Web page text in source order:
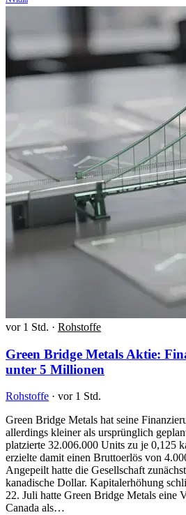
vor 1 Std. · Rohstoffe
Green Bridge Metals Aktie:
unter 5 Millionen
Rohstoffe · vor 1 Std.
Green Bridge Metals hat seine
allerdings kleiner als ursprünglich
platzierte 32.006.000 Units zu je 0,125
erzielte damit einen Bruttoerlös von
Angepeilt hatte die Gesellschaft
kanadische Dollar. Kapitalerhöhung
22. Juli hatte Green Bridge Metals eine
Canada als…